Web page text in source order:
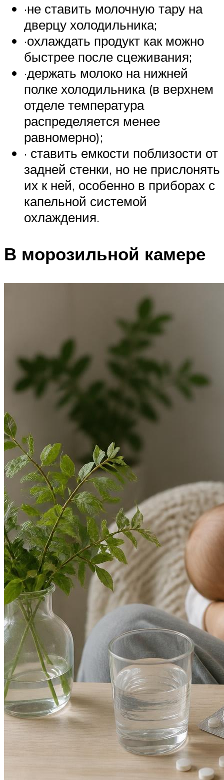
·не ставить молочную тару на
дверцу холодильника;
·охлаждать продукт как можно
быстрее после сцеживания;
·держать молоко на нижней
полке холодильника (в верхнем
отделе температура
распределяется менее
равномерно);
· ставить емкости поблизости от
задней стенки, но не прислонять
их к ней, особенно в приборах с
капельной системой
охлаждения.
В морозильной камере